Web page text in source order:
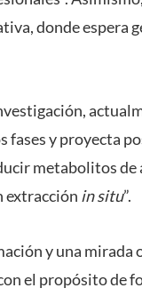
donde
fases y proyecta
metabolitos
extracción in situ”.
y una
el propósito